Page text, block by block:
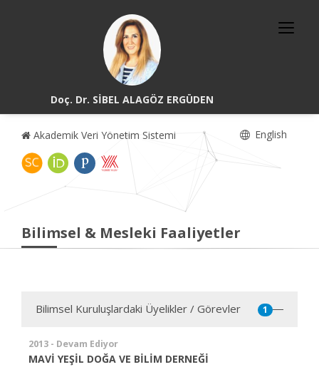
Doç. Dr. SİBEL ALAGÖZ ERGÜDEN
Akademik Veri Yönetim Sistemi English
Bilimsel & Mesleki Faaliyetler
Bilimsel Kuruluşlardaki Üyelikler / Görevler 1
2013 - Devam Ediyor
MAVİ YEŞİL DOĞA VE BİLİM DERNEĞİ